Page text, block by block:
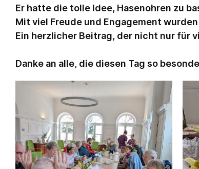
Er hatte die tolle Idee, Hasenohren zu
Mit viel Freude und Engagement
Ein herzlicher Beitrag, der nicht nur für
Danke an alle, die diesen Tag so